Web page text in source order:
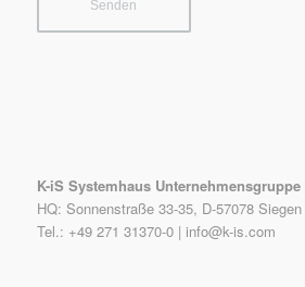
K-iS Systemhaus Unternehmensgruppe
HQ: Sonnenstraße 33-35, D-57078 Siegen
Tel.: +49 271 31370-0 | info@k-is.com